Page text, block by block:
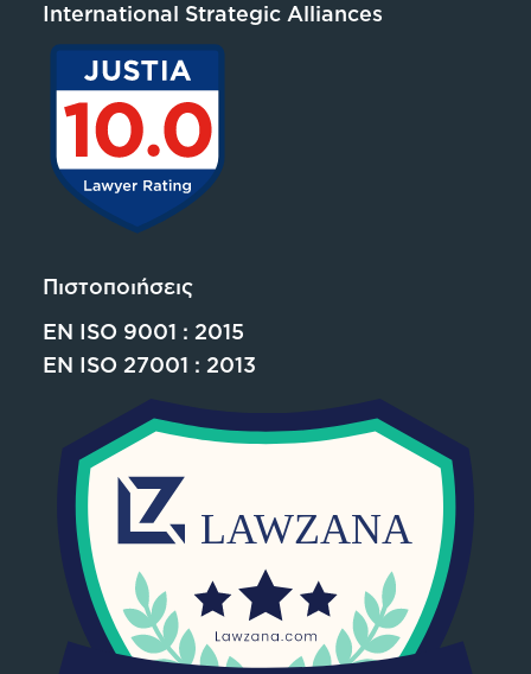
International Strategic Alliances
Πιστοποιήσεις
EN ISO 9001 : 2015
EN ISO 27001 : 2013